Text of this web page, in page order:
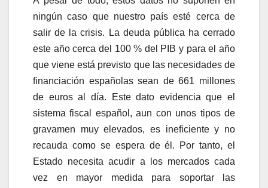
ningún caso que nuestro país esté cerca de
salir de la crisis. La deuda pública ha cerrado
este año cerca del 100 % del PIB y para el año
que viene está previsto que las necesidades de
financiación españolas sean de 661 millones
de euros al día. Este dato evidencia que el
sistema fiscal español, aun con unos tipos de
gravamen muy elevados, es ineficiente y no
recauda como se espera de él. Por tanto, el
Estado necesita acudir a los mercados cada
vez en mayor medida para soportar las